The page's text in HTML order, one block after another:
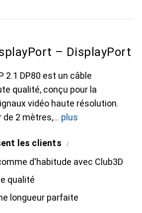
– DisplayPort
2.1 DP80 est un câble
qualité, conçu pour la
vidéo haute résolution.
de 2 mètres,
plus
les clients i
d'habitude avec Club3D
qualité
longueur parfaite